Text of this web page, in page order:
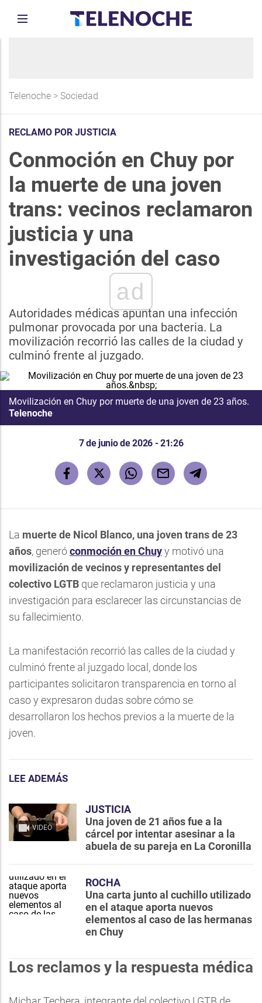
Telenoche > Sociedad
RECLAMO POR JUSTICIA
Conmoción en Chuy por
la muerte de una joven
trans: vecinos reclamaron
justicia y una
investigación del caso
ad
Autoridades médicas apuntan una infección
pulmonar provocada por una bacteria. La
movilización recorrió las calles de la ciudad y
culminó frente al juzgado.
Movilización en Chuy por muerte de una joven de 23 años.
Telenoche
7 de junio de 2026 - 21:26
La muerte de Nicol Blanco, una joven trans de 23
años, generóconmoción en Chuyy motivó una
movilización de vecinos y representantes del
colectivo LGTB que reclamaron justicia y una
investigación para esclarecer las circunstancias de
su fallecimiento.
La manifestación recorrió las calles de la ciudad y
culminó frente al juzgado local, donde los
participantes solicitaron transparencia en torno al
caso y expresaron dudas sobre cómo se
desarrollaron los hechos previos a la muerte de la
joven.
LEE ADEMÁS
VIDEO
JUSTICIA
Una joven de 21 años fue a la
cárcel por intentar asesinar a la
abuela de su pareja en La Coronilla
ROCHA
Una carta junto al cuchillo utilizado
en el ataque aporta nuevos
elementos al caso de las hermanas
en Chuy
Los reclamos y la respuesta médica